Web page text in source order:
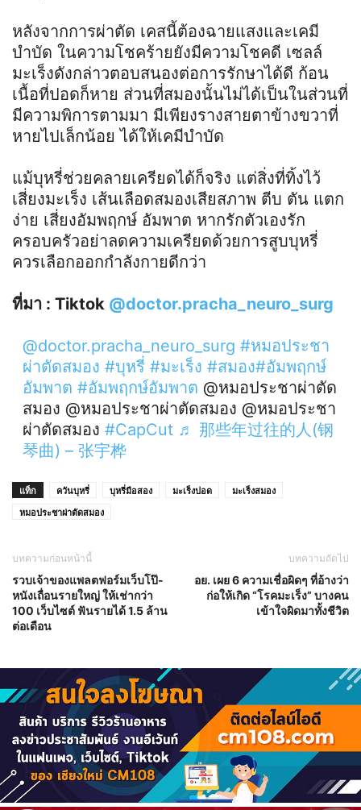
หลังจากการผ่าตัด เคสนี้ต้องฉายแสงและเคมี
บำบัด ในความโชคร้ายยังมีความโชคดี เซลล์
มะเร็งดังกล่าวตอบสนองต่อการรักษาได้ดี ก้อน
เนื้อที่ปอดก็หาย ส่วนที่สมองนั้นไม่ได้เป็นในส่วนที่
มีความพิการตามมา มีเพียงรางสายตาข้างขวาที่
หายไปเล็กน้อย ได้ให้เคมีบำบัด
แม้บุหรี่ช่วยคลายเครียดได้ก็จริง แต่สิ่งที่ทิ้งไว้
เสี่ยงมะเร็ง เส้นเลือดสมองเสียสภาพ ตีบ ตัน แตก
ง่าย เสี่ยงอัมพฤกษ์ อัมพาต หากรักตัวเองรัก
ครอบครัวอย่าลดความเครียดด้วยการสูบบุหรี่
ควรเลือกออกกำลังกายดีกว่า
ที่มา : Tiktok @doctor.pracha_neuro_surg
@doctor.pracha_neuro_surg #หมอประชา
ผ่าตัดสมอง #บุหรี่ #มะเร็ง #สมอง#อัมพฤกษ์
อัมพาต #อัมพฤกษ์อัมพาต @หมอประชาผ่าตัด
สมอง @หมอประชาผ่าตัดสมอง @หมอประชา
ผ่าตัดสมอง #CapCut ♬ 那些年过往的人(钢
琴曲) – 张宇桦
แท็ก ควันบุหรี่ บุหรี่มือสอง มะเร็งปอด
มะเร็งสมอง
หมอประชาผ่าตัดสมอง
บทความก่อนหน้านี้
รวบเจ้าของแพลตฟอร์มเว็บโป๊-
หนังเถื่อนรายใหญ่ ให้เช่ากว่า
100 เว็บไซต์ ฟันรายได้ 1.5 ล้าน
ต่อเดือน
บทความถัดไป
อย. เผย 6 ความเชื่อผิดๆ ที่อ้างว่า
ก่อให้เกิด “โรคมะเร็ง” บางคน
เข้าใจผิดมาทั้งชีวิต